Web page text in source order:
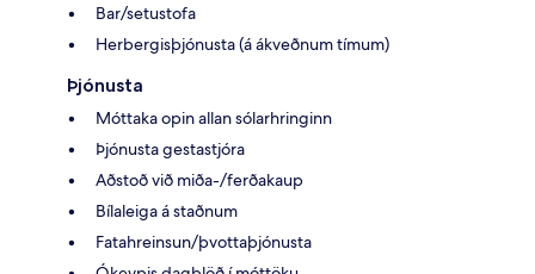
Bar/setustofa
Herbergisþjónusta (á ákveðnum tímum)
Þjónusta
Móttaka opin allan sólarhringinn
Þjónusta gestastjóra
Aðstoð við miða-/ferðakaup
Bílaleiga á staðnum
Fatahreinsun/þvottaþjónusta